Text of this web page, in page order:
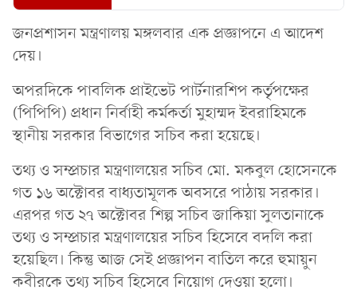
জনপ্রশাসন মন্ত্রণালয় মঙ্গলবার এক প্রজ্ঞাপনে এ আদেশ
দেয়।
অপরদিকে পাবলিক প্রাইভেট পার্টনারশিপ কর্তৃপক্ষের
(পিপিপি) প্রধান নির্বাহী কর্মকর্তা মুহাম্মদ ইবরাহিমকে
স্থানীয় সরকার বিভাগের সচিব করা হয়েছে।
তথ্য ও সম্প্রচার মন্ত্রণালয়ের সচিব মো. মকবুল হোসেনকে
গত ১৬ অক্টোবর বাধ্যতামূলক অবসরে পাঠায় সরকার।
এরপর গত ২৭ অক্টোবর শিল্প সচিব জাকিয়া সুলতানাকে
তথ্য ও সম্প্রচার মন্ত্রণালয়ের সচিব হিসেবে বদলি করা
হয়েছিল। কিন্তু আজ সেই প্রজ্ঞাপন বাতিল করে হুমায়ুন
কবীরকে তথ্য সচিব হিসেবে নিয়োগ দেওয়া হলো।